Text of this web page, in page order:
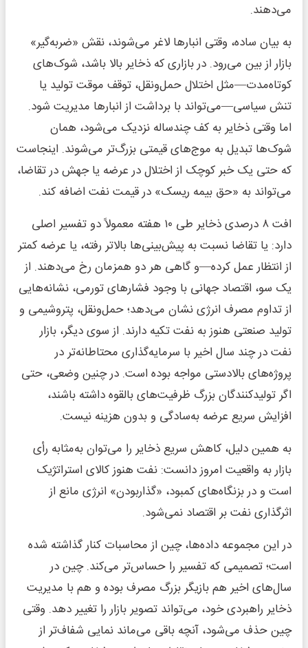
می‌دهند.
به بیان ساده، وقتی انبارها لاغر می‌شوند، نقش «ضربه‌گیر»
بازار از بین می‌رود. در بازاری که ذخایر بالا باشد، شوک‌های
کوتاه‌مدت—مثل اختلال حمل‌ونقل، توقف موقت تولید یا
تنش سیاسی—می‌تواند با برداشت از انبارها مدیریت شود.
اما وقتی ذخایر به کف چندساله نزدیک می‌شود، همان
شوک‌ها تبدیل به موج‌های قیمتی بزرگ‌تر می‌شوند. اینجاست
که حتی یک خبر کوچک از اختلال در عرضه یا جهش در تقاضا،
می‌تواند به «حق بیمه ریسک» در قیمت نفت اضافه کند.
افت ۸ درصدی ذخایر طی ۱۰ هفته معمولاً دو تفسیر اصلی
دارد: یا تقاضا نسبت به پیش‌بینی‌ها بالاتر رفته، یا عرضه کمتر
از انتظار عمل کرده—و گاهی هر دو همزمان رخ می‌دهند. از
یک سو، اقتصاد جهانی با وجود فشارهای تورمی، نشانه‌هایی
از تداوم مصرف انرژی نشان می‌دهد؛ حمل‌ونقل، پتروشیمی و
تولید صنعتی هنوز به نفت تکیه دارند. از سوی دیگر، بازار
نفت در چند سال اخیر با سرمایه‌گذاری محتاطانه‌تر در
پروژه‌های بالادستی مواجه بوده است. در چنین وضعی، حتی
اگر تولیدکنندگان بزرگ ظرفیت‌های بالقوه داشته باشند،
افزایش سریع عرضه به‌سادگی و بدون هزینه نیست.
به همین دلیل، کاهش سریع ذخایر را می‌توان به‌مثابه رأی
بازار به واقعیت امروز دانست: نفت هنوز کالای استراتژیک
است و در بزنگاه‌های کمبود، «گذاربودن» انرژی مانع از
اثرگذاری نفت بر اقتصاد نمی‌شود.
در این مجموعه داده‌ها، چین از محاسبات کنار گذاشته شده
است؛ تصمیمی که تفسیر را حساس‌تر می‌کند. چین در
سال‌های اخیر هم بازیگر بزرگ مصرف بوده و هم با مدیریت
ذخایر راهبردی خود، می‌تواند تصویر بازار را تغییر دهد. وقتی
چین حذف می‌شود، آنچه باقی می‌ماند نمایی شفاف‌تر از